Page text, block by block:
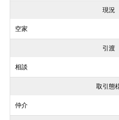
現況
空家
引渡
相談
取引態
仲介